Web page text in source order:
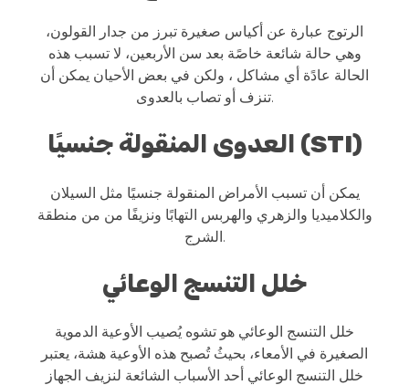
الرتوج عبارة عن أكياس صغيرة تبرز من جدار القولون،
وهي حالة شائعة خاصًة بعد سن الأربعين، لا تسبب هذه
الحالة عادًة أي مشاكل ، ولكن في بعض الأحيان يمكن أن
تنزف أو تصاب بالعدوى.
العدوى المنقولة جنسيًا (STI)
يمكن أن تسبب الأمراض المنقولة جنسيًا مثل السيلان
والكلاميديا ​​والزهري والهربس التهابًا ونزيفًا من من منطقة
الشرج.
خلل التنسج الوعائي
خلل التنسج الوعائي هو تشوه يُصيب الأوعية الدموية
الصغيرة في الأمعاء، بحيثُ تُصبح هذه الأوعية هشة، يعتبر
خلل التنسج الوعائي أحد الأسباب الشائعة لنزيف الجهاز